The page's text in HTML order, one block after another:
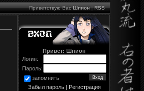
Приветствую Вас Шпион|RSS
Привет: Шпион
Логин:
Пароль:
запомнить
Забыл пароль| Регистрация